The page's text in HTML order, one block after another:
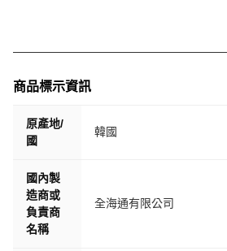
商品標示資訊
原產地/
國
韓國
國內製
造商或
負責商
名稱
全海通有限公司